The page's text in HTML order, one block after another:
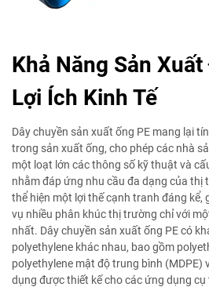
Khả Năng Sản
Lợi Ích Kinh Tế
Dây chuyền sản xuất ống PE mang lại
trong sản xuất ống, cho phép các nhà
một loạt lớn các thông số kỹ thuật và
nhằm đáp ứng nhu cầu đa dạng của thị
thể hiện một lợi thế cạnh tranh đáng kể,
vụ nhiều phân khúc thị trường chỉ với
nhất. Dây chuyền sản xuất ống PE có
polyethylene khác nhau, bao gồm
polyethylene mật độ trung bình (MDPE)
dụng được thiết kế cho các ứng dụng